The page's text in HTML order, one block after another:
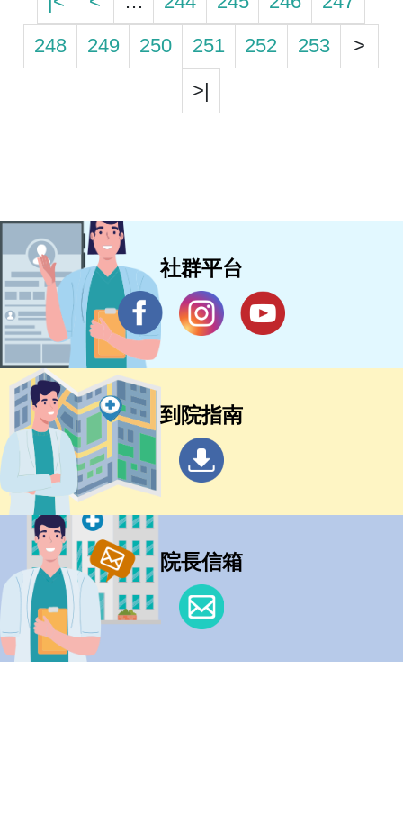
248
249 250 251 252 253
>
>|
社群平台
到院指南
院長信箱